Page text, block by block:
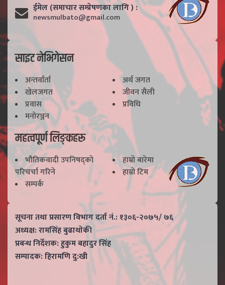
ईमेल (समाचार सम्प्रेषणका लागि ) :
newsmulbato@gmail.com
साइट नेभिगेसन
अन्तर्वार्ता
अर्थ जगत
खेलजगत
जीवन सैली
प्रवास
प्रविधि
मनोरञ्जन
महत्वपूर्ण लिङ्कहरू
भाैतिकवादी उपनिषद्काे
परिचर्चा गरिने
हाम्राे बारेमा
हाम्राे टिम
सम्पर्क
सूचना तथा प्रसारण विभाग दर्ता नं.: १३०६-२०७५/ ७६
अध्यक्ष: रामसिंह बुढाथाेकी
प्रबन्ध निर्देशक: हुकुम बहादुर सिंह
सम्पादक: हिरामणि दु:खी